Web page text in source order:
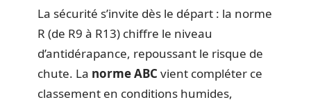
La sécurité s’invite dès le départ : la norme
R (de R9 à R13) chiffre le niveau
d’antidérapance, repoussant le risque de
chute. La norme ABC vient compléter ce
classement en conditions humides,